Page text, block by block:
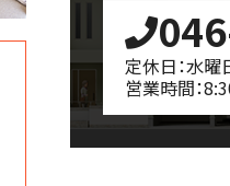
定休日：水曜
営業時間：